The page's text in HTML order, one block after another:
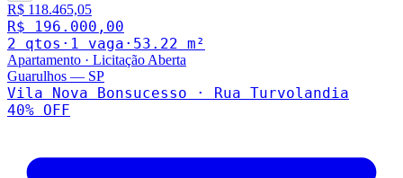
R$ 118.465,05
R$ 196.000,00
2 qtos · 1 vaga · 53.22 m²
Apartamento · Licitação Aberta
Guarulhos — SP
Vila Nova Bonsucesso · Rua Turvolandia
40% OFF